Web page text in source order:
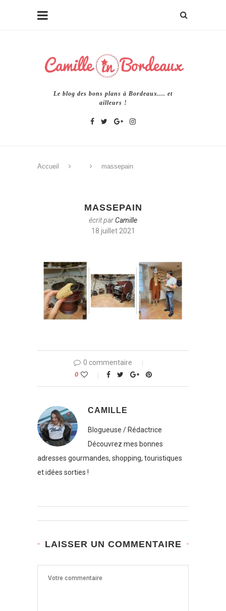
Le blog des bons plans à Bordeaux.... et
ailleurs !
Accueil massepain
MASSEPAIN
écrit parCamille
18 juillet 2021
0 commentaire
0
CAMILLE
Blogueuse / Rédactrice
Découvrez mes bonnes
adresses gourmandes, shopping, touristiques
et idées sorties !
LAISSER UN COMMENTAIRE